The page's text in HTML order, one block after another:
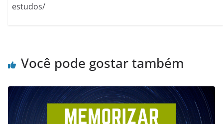
estudos/
Você pode gostar também